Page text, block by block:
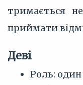
тримається
приймати
Деві
Роль: один